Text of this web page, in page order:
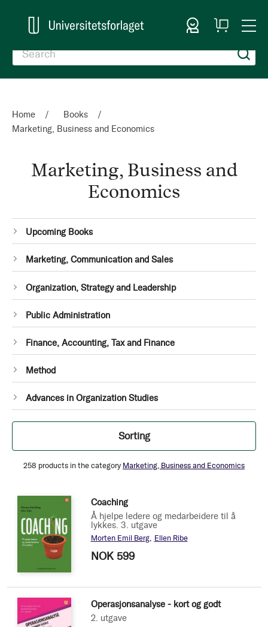
Sign In
My
Cart
Home
Books
Marketing, Business and Economics
Marketing, Business and
Economics
Categories
Upcoming Books
Marketing, Communication and Sales
Organization, Strategy and Leadership
Public Administration
Finance, Accounting, Tax and Finance
Method
Advances in Organization Studies
Sorting
258 products in the category Marketing, Business and Economics
Coaching
Å hjelpe ledere og medarbeidere til å
lykkes. 3. utgave
Morten Emil Berg Ellen Ribe
NOK 599
Operasjonsanalyse - kort og godt
2. utgave